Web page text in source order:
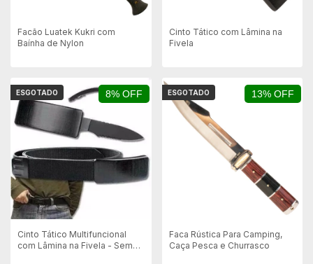
Facão Luatek Kukri com
Baínha de Nylon
Cinto Tático com Lâmina na
Fivela
8% OFF
ESGOTADO
Cinto Tático Multifuncional
com Lâmina na Fivela - Sem
13% OFF
ESGOTADO
Faca Rústica Para Camping,
Caça Pesca e Churrasco